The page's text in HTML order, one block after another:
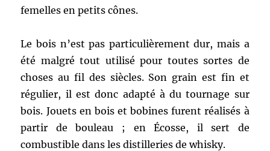
femelles en petits cônes.
Le bois n’est pas particulièrement dur, mais a
été malgré tout utilisé pour toutes sortes de
choses au fil des siècles. Son grain est fin et
régulier, il est donc adapté à du tournage sur
bois. Jouets en bois et bobines furent réalisés à
partir de bouleau ; en Écosse, il sert de
combustible dans les distilleries de whisky.